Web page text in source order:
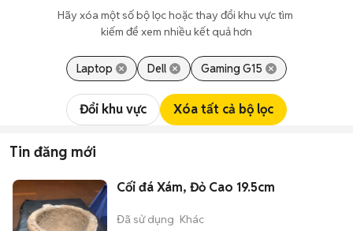
Hãy xóa một số bộ lọc hoặc thay đổi khu vực tìm
kiếm để xem nhiều kết quả hơn
Laptop Dell Gaming G15
Đổi khu vực Xóa tất cả bộ lọc
Tin đăng mới
Cối đá Xám, Đỏ Cao 19.5cm
Đã sử dụng Khác